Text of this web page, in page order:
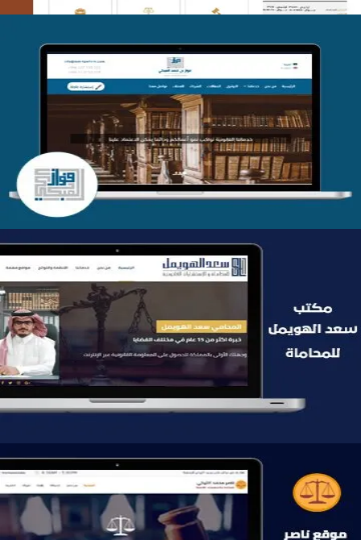
موقع فواز المبكي للمحاماة
التفاصيل
موقع سعد الهويمل للمحاماة
التفاصيل
موقع ناصر التركي للمحاماة